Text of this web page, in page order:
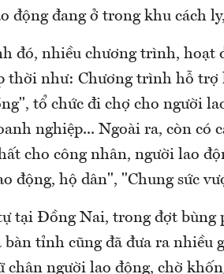
động đang ở trong khu cách
đó, nhiều chương trình, hoạt
thời như: Chương trình hỗ trợ
tổ chức đi chợ cho người
nghiệp... Ngoài ra, còn có
cho công nhân, người lao
động, hộ dân", "Chung sức
tại Đồng Nai, trong đợt bùng
bàn tỉnh cũng đã đưa ra nhiều
chân người lao động, chờ